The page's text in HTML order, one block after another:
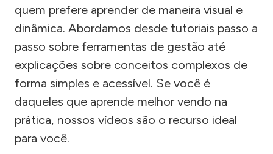
quem prefere aprender de maneira visual e
dinâmica. Abordamos desde tutoriais passo a
passo sobre ferramentas de gestão até
explicações sobre conceitos complexos de
forma simples e acessível. Se você é
daqueles que aprende melhor vendo na
prática, nossos vídeos são o recurso ideal
para você.